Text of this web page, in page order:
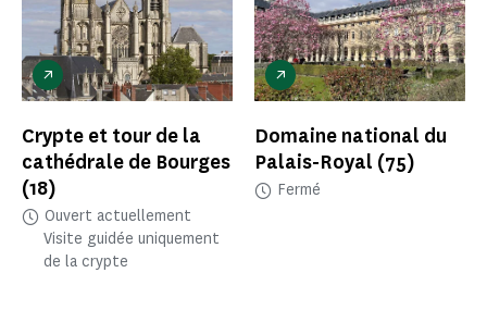
Crypte et tour de la
cathédrale de Bourges
(18)
Ouvert actuellement
Visite guidée uniquement
de la crypte
Domaine national du
Palais-Royal (75)
Fermé